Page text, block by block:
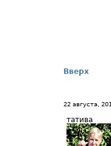
Вверх
22 августа,
татива